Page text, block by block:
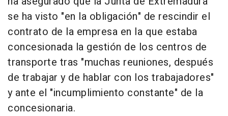
se ha visto "en la obligación" de rescindir el
contrato de la empresa en la que estaba
concesionada la gestión de los centros de
transporte tras "muchas reuniones, después
de trabajar y de hablar con los trabajadores"
y ante el "incumplimiento constante" de la
concesionaria.